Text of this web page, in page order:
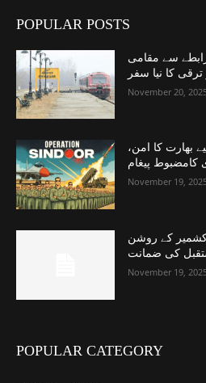
POPULAR POSTS
سے مقامی
کا نیا سفر
November 20,
بھارت کا امن،
کامضبوط پیغام
November 19,
کشمیر کے روشن
کی ضمانت
November 19,
POPULAR CATEGORY